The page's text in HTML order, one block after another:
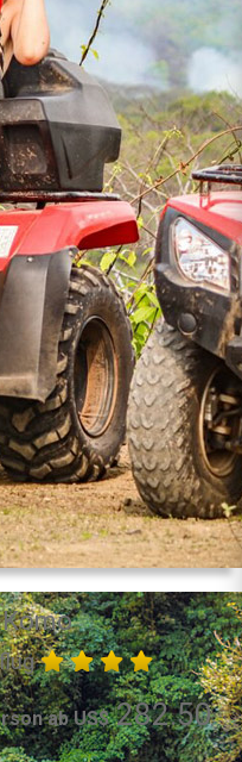
ab US$282.50